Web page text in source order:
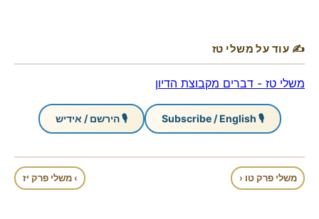
✍ עוד על משלי טז
משלי טז - דברים מקבוצת הדיון
🎙 Subscribe / English 🎙 הירשם / אידיש
משלי פרק טו ‹ › משלי פרק יז